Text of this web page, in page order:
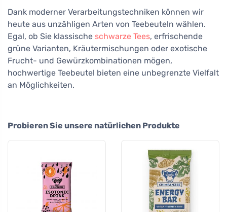
Dank moderner Verarbeitungstechniken können wir
heute aus unzähligen Arten von Teebeuteln wählen.
Egal, ob Sie klassische schwarze Tees, erfrischende
grüne Varianten, Kräutermischungen oder exotische
Frucht- und Gewürzkombinationen mögen,
hochwertige Teebeutel bieten eine unbegrenzte Vielfalt
an Möglichkeiten.
Probieren Sie unsere natürlichen Produkte